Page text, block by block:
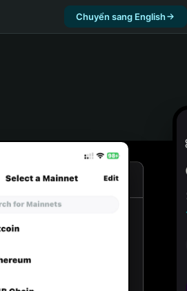
Chuyển sang English